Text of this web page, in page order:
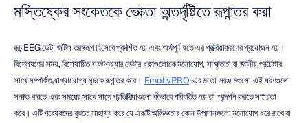
মস্তিষ্কের সংকেতকে ভোক্তা অন্তর্দৃষ্টিতে রূপান্তর করা
রূঢ় EEG ডেটা জটিল তরঙ্গরূপ হিসেবে প্রদর্শিত হয় এবং অর্থপূর্ণ হতে এর প্রক্রিয়াকরণের প্রয়োজন হয়।
বিশ্লেষণের সময়, বিশেষায়িত সফটওয়্যার ডেটার ধরণগুলোকে মনোযোগ, সম্পৃক্ততা বা জ্ঞানীয় প্রচেষ্টার
সাথে সম্পর্কিত ব্যাখ্যাযোগ্য সূচকে রূপান্তর করে। EmotivPRO-এর মতো সরঞ্জামগুলো এই ধরণগুলো
সনাক্ত করতে এবং সময়ের সাথে সাথে প্রতিক্রিয়াগুলো কীভাবে পরিবর্তিত হয় তা প্রদর্শন করতে সহায়তা
করে। এটি গবেষকদের বুঝতে সাহায্য করে যে একটি অভিজ্ঞতার কোন উপাদানগুলো মনোযোগ ধরে রাখে বা